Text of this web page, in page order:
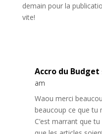
demain pour la
vite!
Accro du Budget
am
Waou merci
beaucoup ce que tu
C’est marrant que